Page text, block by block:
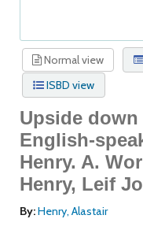
Normal view
ISBD view
Upside
English-
Henry. A.
Henry, Leif
By:Henry, Alastair